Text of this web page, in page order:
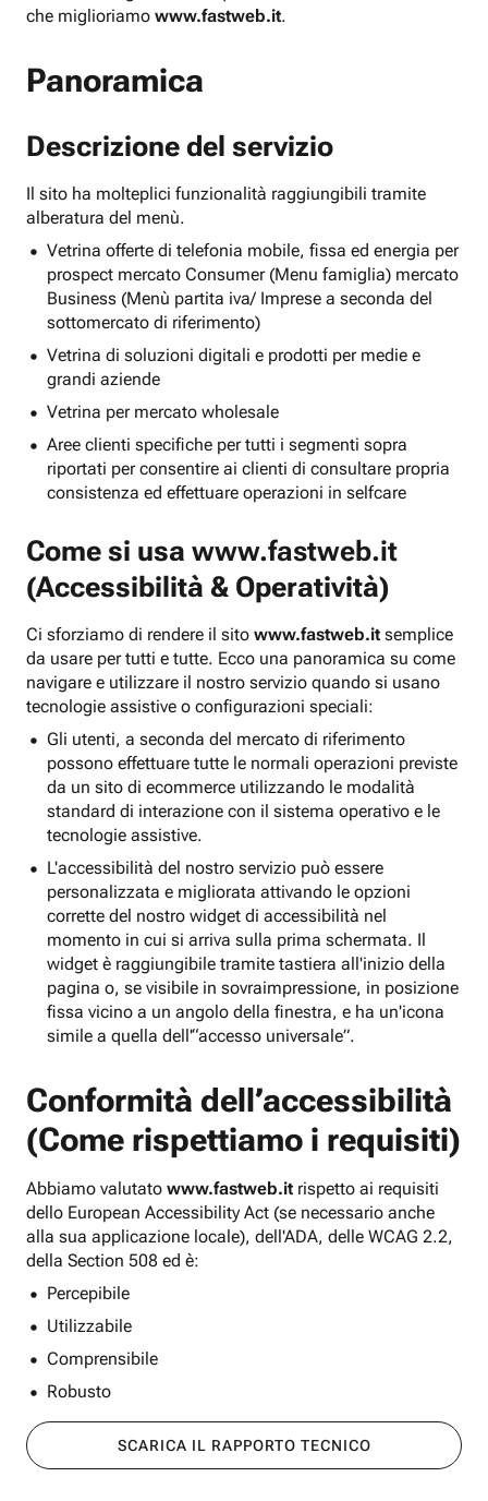
che miglioriamo www.fastweb.it.
Panoramica
Descrizione del servizio
Il sito ha molteplici funzionalità raggiungibili tramite
alberatura del menù.
Vetrina offerte di telefonia mobile, fissa ed energia per
prospect mercato Consumer (Menu famiglia) mercato
Business (Menù partita iva/ Imprese a seconda del
sottomercato di riferimento)
Vetrina di soluzioni digitali e prodotti per medie e
grandi aziende
Vetrina per mercato wholesale
Aree clienti specifiche per tutti i segmenti sopra
riportati per consentire ai clienti di consultare propria
consistenza ed effettuare operazioni in selfcare
Come si usa www.fastweb.it
(Accessibilità & Operatività)
Ci sforziamo di rendere il sito www.fastweb.it semplice
da usare per tutti e tutte. Ecco una panoramica su come
navigare e utilizzare il nostro servizio quando si usano
tecnologie assistive o configurazioni speciali:
Gli utenti, a seconda del mercato di riferimento
possono effettuare tutte le normali operazioni previste
da un sito di ecommerce utilizzando le modalità
standard di interazione con il sistema operativo e le
tecnologie assistive.
L'accessibilità del nostro servizio può essere
personalizzata e migliorata attivando le opzioni
corrette del nostro widget di accessibilità nel
momento in cui si arriva sulla prima schermata. Il
widget è raggiungibile tramite tastiera all'inizio della
pagina o, se visibile in sovraimpressione, in posizione
fissa vicino a un angolo della finestra, e ha un'icona
simile a quella dell'“accesso universale”.
Conformità dell’accessibilità
(Come rispettiamo i requisiti)
Abbiamo valutato www.fastweb.it rispetto ai requisiti
dello European Accessibility Act (se necessario anche
alla sua applicazione locale), dell'ADA, delle WCAG 2.2,
della Section 508 ed è:
Percepibile
Utilizzabile
Comprensibile
Robusto
SCARICA IL RAPPORTO TECNICO